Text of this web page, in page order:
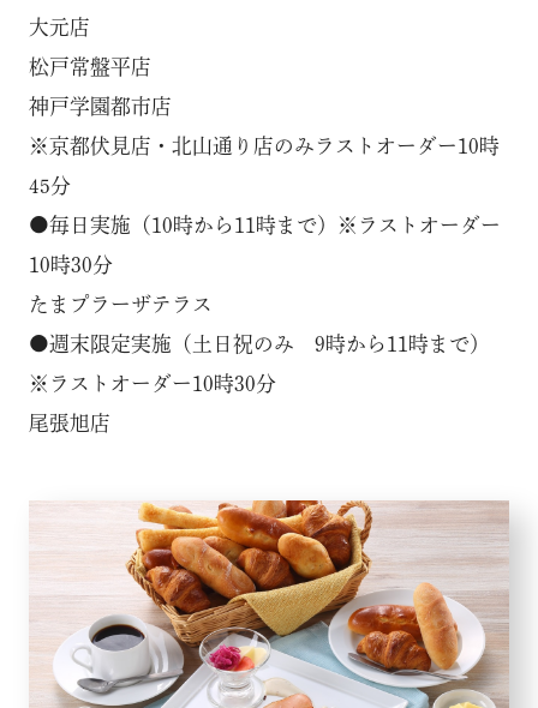
大元店
松戸常盤平店
神戸学園都市店
※京都伏見店・北山通り店のみラストオーダー10時
45分
●毎日実施（10時から11時まで）※ラストオーダー
10時30分
たまプラーザテラス
●週末限定実施（土日祝のみ 9時から11時まで）
※ラストオーダー10時30分
尾張旭店